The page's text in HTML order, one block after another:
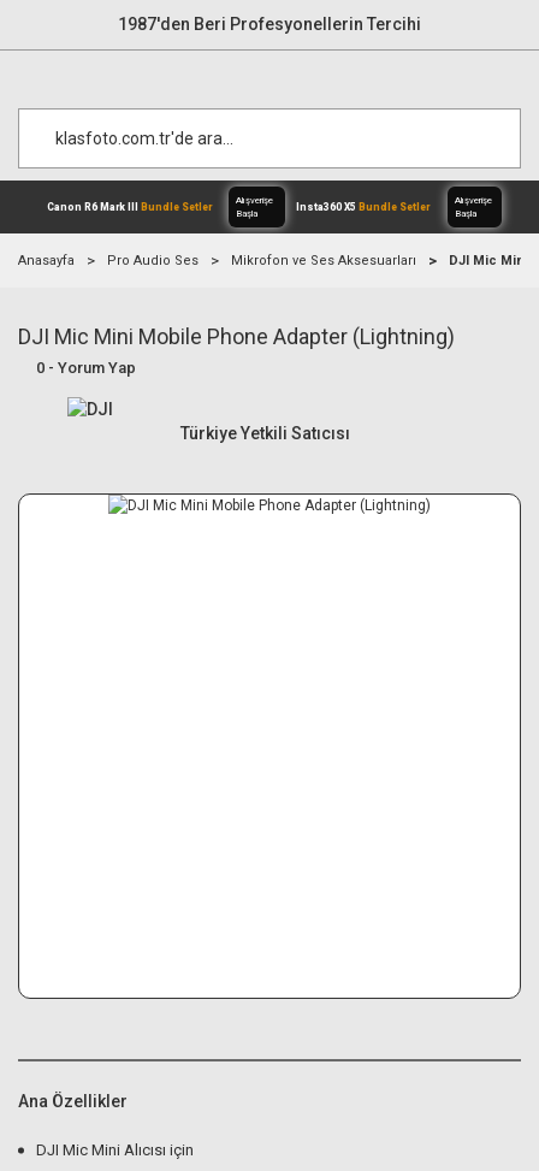
1987'den Beri Profesyonellerin Tercihi
Canon R6 Mark IIIBundle Setler
Alışverişe
Anasayfa Pro Audio Ses Mikrofon ve Ses Aksesuarları DJI Mic Mini
DJI Mic Mini Mobile Phone Adapter (Lightning)
0 - Yorum Yap
Türkiye Yetkili Satıcısı
Ana Özellikler
DJI Mic Mini Alıcısı için